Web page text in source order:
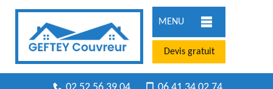
MENU
Devis gratuit